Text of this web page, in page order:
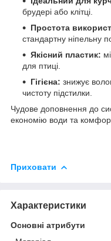
брудері або клітці.
Простота
стандартну ніпельну
Якісний пластик:
для птиці.
Гігієна: знижує
чистоту підстилки.
Чудове доповнення до
економію води та
Приховати
Характеристики
Основні атрибути